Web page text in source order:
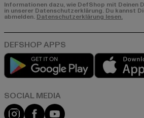
Informationen dazu, wie DefShop mit Deinen
in unserer Datenschutzerklärung. Du kannst
abmelden. Datenschutzerklärung lesen.
Play market
Instagram
FacebookYouTube